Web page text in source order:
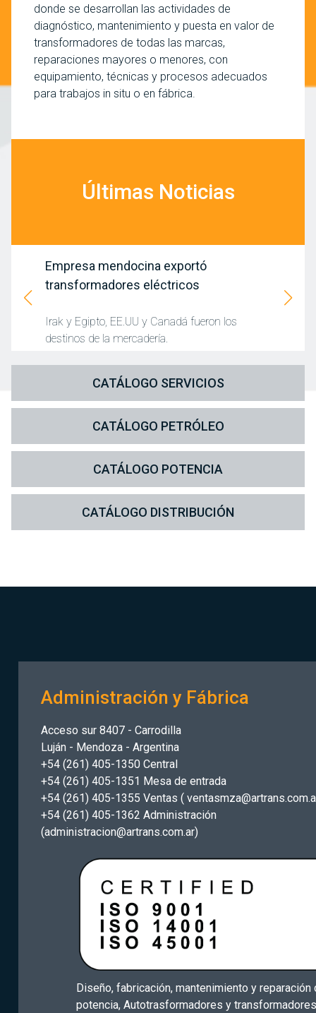
donde se desarrollan las actividades de
diagnóstico, mantenimiento y puesta en valor de
transformadores de todas las marcas,
reparaciones mayores o menores, con
equipamiento, técnicas y procesos adecuados
para trabajos in situ o en fábrica.
Últimas Noticias
Empresa mendocina exportó
transformadores eléctricos
Irak y Egipto, EE.UU y Canadá fueron los
destinos de la mercadería.
CATÁLOGO SERVICIOS
CATÁLOGO PETRÓLEO
CATÁLOGO POTENCIA
CATÁLOGO DISTRIBUCIÓN
Administración y Fábrica
Acceso sur 8407 - Carrodilla
Luján - Mendoza - Argentina
+54 (261) 405-1350 Central
+54 (261) 405-1351 Mesa de entrada
+54 (261) 405-1355 Ventas (
+54 (261) 405-1362 Administración
(administracion@artrans.com.ar)
Diseño, fabricación, mantenimiento y
potencia, Autotrasformadores y